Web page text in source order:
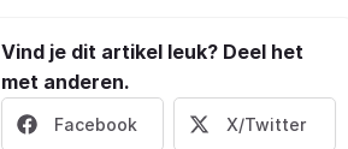
Vind je dit artikel leuk? Deel het
met anderen.
Facebook X/Twitter